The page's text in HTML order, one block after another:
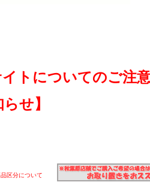
イトについてのご注
せ】
区分について